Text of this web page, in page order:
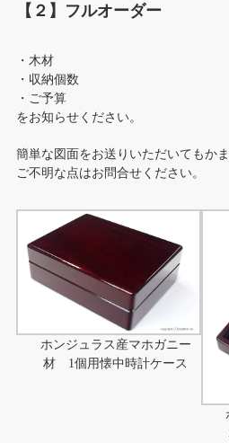
【２】フルオーダー
・木材
・収納個数
・ご予算
をお知らせください。
簡単な図面をお送りいただいてもかま
ご不明な点はお問合せください。
ホンジュラス産マホガニー
材 1個用懐中時計ケース